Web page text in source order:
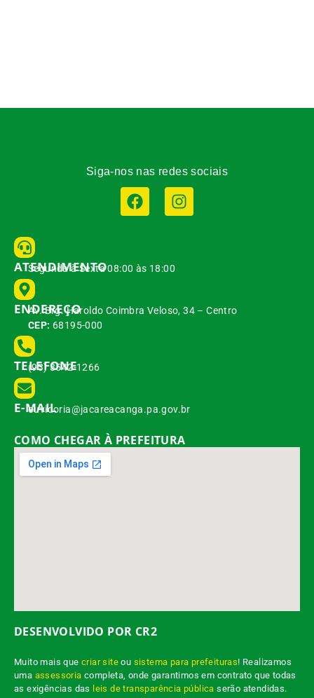
Siga-nos nas redes sociais
ATENDIMENTO
Segunda à Sexta 08:00 às 18:00
ENDEREÇO
Av. Brg. Haroldo Coimbra Veloso, 34 – Centro
CEP: 68195-000
TELEFONE
(93) 3542-1266
E-MAIL
ouvidoria@jacareacanga.pa.gov.br
COMO CHEGAR À PREFEITURA
DESENVOLVIDO POR CR2
Muito mais quecriar site ou sistema para prefeituras! Realizamos
uma assessoria completa, onde garantimos em contrato que todas
as exigências das leis de transparência pública serão atendidas.